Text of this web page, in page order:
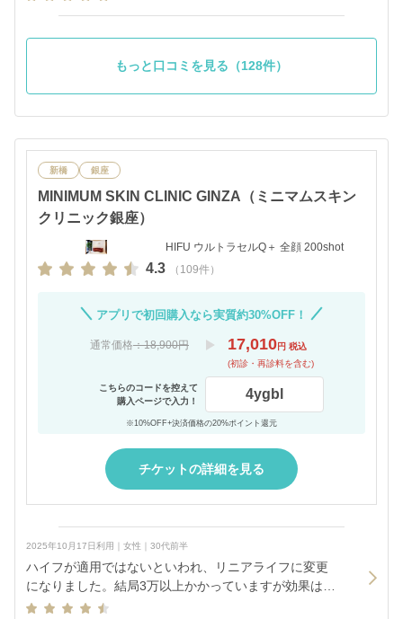
もっと口コミを見る（128件）
新橋 銀座
MINIMUM SKIN CLINIC GINZA（ミニマムスキン
クリニック銀座）
HIFU ウルトラセルQ＋ 全顔 200shot
4.3 （109件）
アプリで初回購入なら実質約30%OFF！
通常価格：18,900円 17,010円 税込
(初診・再診料を含む)
こちらのコードを控えて
購入ページで入力！
4ygbl
※10%OFF+決済価格の20%ポイント還元
チケットの詳細を見る
2025年10月17日利用｜女性｜30代前半
ハイフが適用ではないといわれ、リニアライフに変更
になりました。結局3万以上かかっていますが効果は特
に感じられませんでした。